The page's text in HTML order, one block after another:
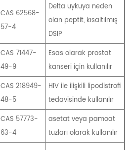
CAS 62568-
57-4
Delta uykuya neden
olan peptit, kısaltılmış
DSIP
CAS 71447-
49-9
Esas olarak prostat
kanseri için kullanılır
CAS 218949-
48-5
HIV ile ilişkili lipodistrofi
tedavisinde kullanılır
CAS 57773-
63-4
asetat veya pamoat
tuzları olarak kullanılır